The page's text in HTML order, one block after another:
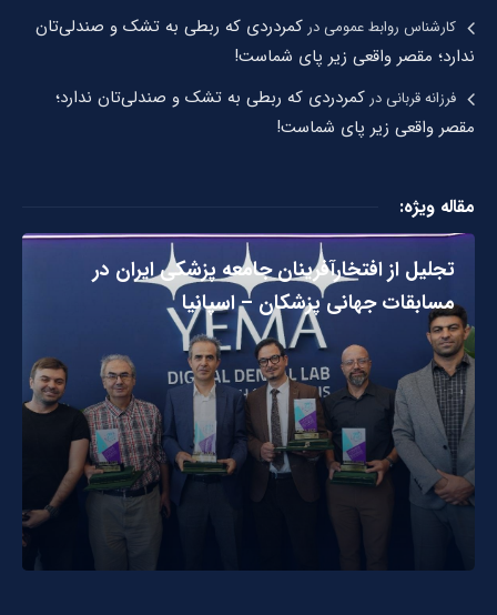
کارشناس روابط عمومیدر کمردردی که ربطی به تشک و صندلی‌تان
ندارد؛ مقصر واقعی زیر پای شماست!
فرزانه قربانیدر کمردردی که ربطی به تشک و صندلی‌تان ندارد؛
مقصر واقعی زیر پای شماست!
مقاله ویژه:
تجلیل از افتخارآفرینان جامعه پزشکی ایران در
مسابقات جهانی پزشکان – اسپانیا